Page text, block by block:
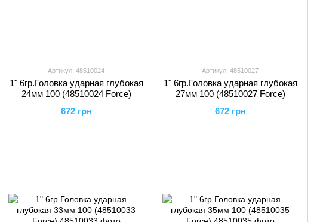
Артикул: 48510024
1" 6гр.Головка ударная глубокая
24мм 100 (48510024 Force)
672 грн
Артикул: 48510027
1" 6гр.Головка ударная глубокая
27мм 100 (48510027 Force)
672 грн